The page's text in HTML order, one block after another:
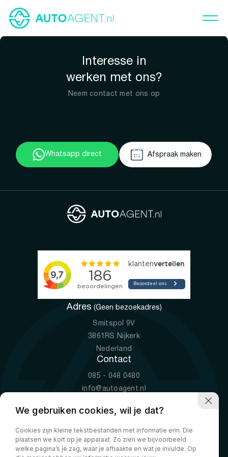
Interesse in
werken met ons?
Neem contact met ons op
Whatsapp direct Afspraak maken
Adres (Geen bezoekadres)
Smitspol 9V
3861RS Nijkerk
Nederland
Contact
085 - 048 0480
info@autoagent.nl
Openingstijden
Ma-Vr
09:00 - 19:00
Za
10:00 - 17:00
We gebruiken cookies, wil je dat?
Cookies zijn kleine tekstbestanden met informatie erin. Die
plaatsen we kort op je apparaat. Zo zien we bijvoorbeeld
welke pagina’s je zag, waar je afhaakte en wat je invulde. Op